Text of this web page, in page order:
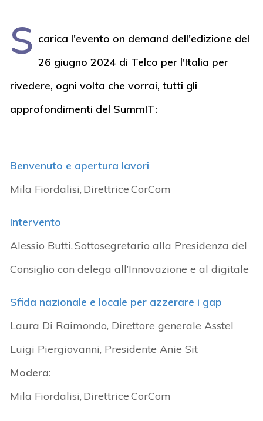
S carica l'evento on demand dell'edizione del
26 giugno 2024 di Telco per l'Italia per
rivedere, ogni volta che vorrai, tutti gli
approfondimenti del SummIT:
Benvenuto e apertura lavori
Mila Fiordalisi, Direttrice CorCom
Intervento
Alessio Butti, Sottosegretario alla Presidenza del
Consiglio con delega all’Innovazione e al digitale
Sfida nazionale e locale per azzerare i gap
Laura Di Raimondo, Direttore generale Asstel
Luigi Piergiovanni, Presidente Anie Sit
Modera:
Mila Fiordalisi, Direttrice CorCom